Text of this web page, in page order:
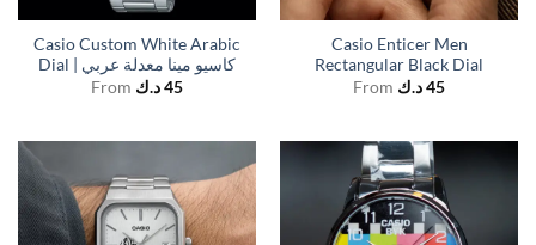
Casio Custom White Arabic
Dial | كاسيو مينا معدلة عربي
From
45د.ك
Casio Enticer Men
Rectangular Black Dial
From
45د.ك